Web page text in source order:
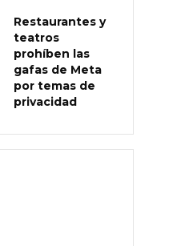
Restaurantes y
teatros
prohíben las
gafas de Meta
por temas de
privacidad